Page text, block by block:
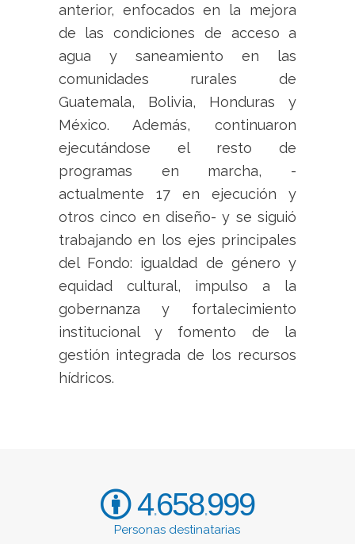
anterior, enfocados en la mejora
de las condiciones de acceso a
agua y saneamiento en las
comunidades rurales de
Guatemala, Bolivia, Honduras y
México. Además, continuaron
ejecutándose el resto de
programas en marcha, -
actualmente 17 en ejecución y
otros cinco en diseño- y se siguió
trabajando en los ejes principales
del Fondo: igualdad de género y
equidad cultural, impulso a la
gobernanza y fortalecimiento
institucional y fomento de la
gestión integrada de los recursos
hídricos.
4.658.999
Personas destinatarias